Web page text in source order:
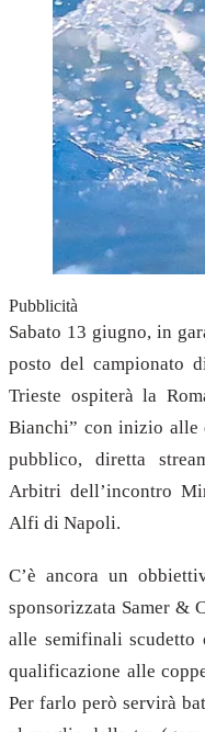
Pubblicità
Sabato 13 giugno, in
posto del campionato
Trieste ospiterà la
Bianchi” con inizio alle
pubblico, diretta
Arbitri dell’incontro
Alfi di Napoli.
C’è ancora un
sponsorizzata Samer &
alle semifinali scudetto
qualificazione alle
Per farlo però servirà